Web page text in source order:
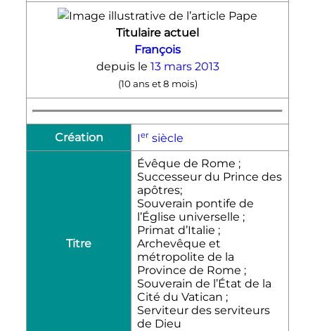
Titulaire actuel
François
depuis le 13 mars 2013
(10 ans et 8 mois)
Création Ier siècle
Titre
Évêque de Rome ;
Successeur du Prince des
apôtres;
Souverain pontife de
l’Église universelle ;
Primat d’Italie ;
Archevêque et
métropolite de la
Province de Rome ;
Souverain de l’État de la
Cité du Vatican ;
Serviteur des serviteurs
de Dieu